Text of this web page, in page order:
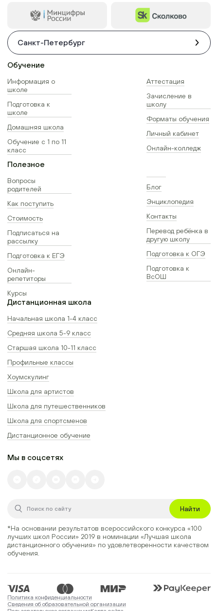
Санкт-Петербург
Обучение
Информация о
школе
Подготовка к
школе
Домашняя школа
Обучение с 1 по 11
класс
Аттестация
Зачисление в
школу
Форматы обучения
Личный кабинет
Онлайн-колледж
Полезное
Вопросы
родителей
Как поступить
Стоимость
Подписаться на
рассылку
Подготовка к ЕГЭ
Онлайн-
репетиторы
Курсы
Блог
Энциклопедия
Контакты
Перевод ребёнка в
другую школу
Подготовка к ОГЭ
Подготовка к
ВсОШ
Дистанционная школа
Начальная школа 1-4 класс
Средняя школа 5-9 класс
Старшая школа 10-11 класс
Профильные классы
Хоумскулинг
Школа для артистов
Школа для путешественников
Школа для спортсменов
Дистанционное обучение
Мы в соцсетях
Найти
*На основании результатов всероссийского конкурса «100
лучших школ России» 2019 в номинации «Лучшая школа
дистанционного обучения» по удовлетворенности качеством
обучения.
Политика конфиденциальности
Сведения об образовательной организации